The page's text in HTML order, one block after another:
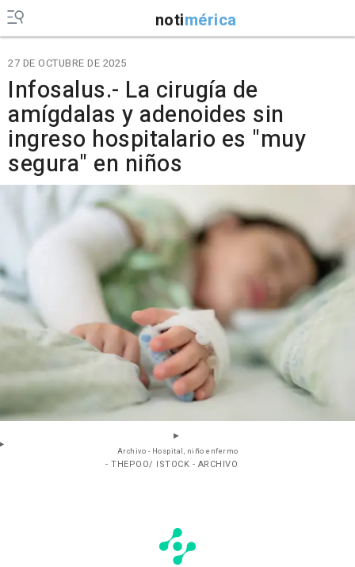
notimérica
27 DE OCTUBRE DE 2025
Infosalus.- La cirugía de
amígdalas y adenoides sin
ingreso hospitalario es "muy
segura" en niños
Archivo - Hospital, niño enfermo
- THEPOO/ ISTOCK - ARCHIVO